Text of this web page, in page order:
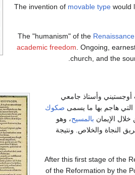
The invention of movable type would
The "humanism" of the Renaissance
academic freedom . Ongoing,
church, and the
أوجستيني وأستاذ جامعي
التي هاجم بها ما يسمى صكوك
الإيمان بالمسيح، وهو
النجاة والخلاص. ونتيجة
After this first stage of the
of the Reformation by the